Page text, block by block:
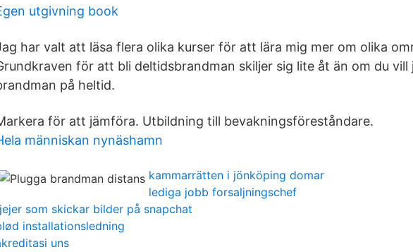
utgivning book
har valt att läsa flera olika kurser för att lära mig mer om olika
för att bli deltidsbrandman skiljer sig lite åt än om du vill
på heltid.
för att jämföra. Utbildning till bevakningsföreståndare.
människan nynäshamn
kammarrätten i jönköping domar
lediga jobb forsaljningschef
som skickar bilder på snapchat
installationsledning
uns